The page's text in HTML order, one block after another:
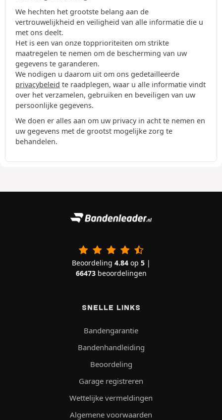
We hechten het grootste belang aan de
vertrouwelijkheid en veiligheid van alle informatie die u
met ons deelt.
Het is een van onze topprioriteiten om strikte
maatregelen te nemen om de bescherming van uw
gegevens te garanderen.
We nodigen u daarom uit om ons gedetailleerde
privacybeleid te raadplegen, waar u alle informatie vindt
over het verzamelen, gebruiken en beveiligen van uw
persoonlijke gegevens.
We doen er alles aan om uw privacy in acht te nemen en
uw gegevens met de grootst mogelijke zorg te
behandelen.
Beoordeling 4.84op 5|
66473beoordelingen
SNELLE LINKS
Bandengarantie
Bandenhandleiding
Beoordeling
Garage registreren
Wettelijke vermeldingen
Algemene voorwaarden